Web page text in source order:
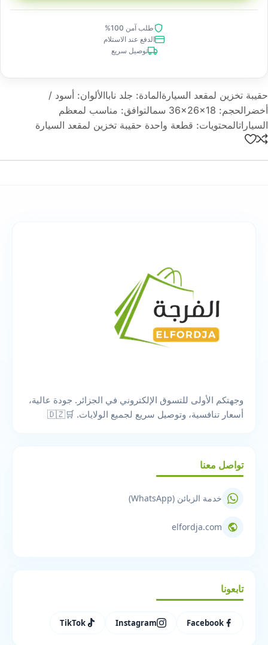
طلب آمن 100%
الدفع عند الاستلام
توصيل سريع
حقيبة تخزين لمقعد السيارةالمادة: جلد ناباالألوان: أسود /
أخضرالحجم: ‎36×26×18 سمالتوافق: مناسب لمعظم
السياراتالمحتويات: قطعة واحدة حقيبة تخزين لمقعد السيارة
وجهتكم الأولى للتسوق الإلكتروني في الجزائر. جودة عالية،
أسعار تنافسية، وتوصيل سريع لجميع الولايات. 🛒🇩🇿
تواصل معنا
خدمة الزبائن (WhatsApp)
elfordja.com
تابعونا
Facebook
Instagram
TikTok